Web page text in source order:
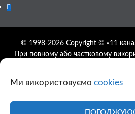
Ми використовуємо cookies
Google
© 1998-2026 Copyright © «11
При повному або частковому
дозволяється за умови посилання